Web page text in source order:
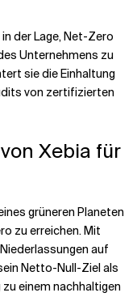
der Lage, Net-Zero
Unternehmens zu
sie die Einhaltung
von zertifizierten
Xebia für
grüneren Planeten
zu erreichen. Mit
auf
Netto-Null-Ziel als
einem nachhaltigen